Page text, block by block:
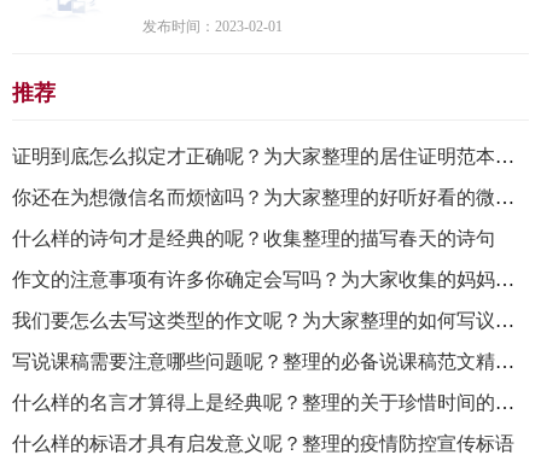
发布时间：2023-02-01
推荐
证明到底怎么拟定才正确呢？为大家整理的居住证明范本通用10篇
你还在为想微信名而烦恼吗？为大家整理的好听好看的微信名精选450个
什么样的诗句才是经典的呢？收集整理的描写春天的诗句
作文的注意事项有许多你确定会写吗？为大家收集的妈妈的朋友作文
我们要怎么去写这类型的作文呢？为大家整理的如何写议论文
写说课稿需要注意哪些问题呢？整理的必备说课稿范文精选6篇
什么样的名言才算得上是经典呢？整理的关于珍惜时间的名言
什么样的标语才具有启发意义呢？整理的疫情防控宣传标语